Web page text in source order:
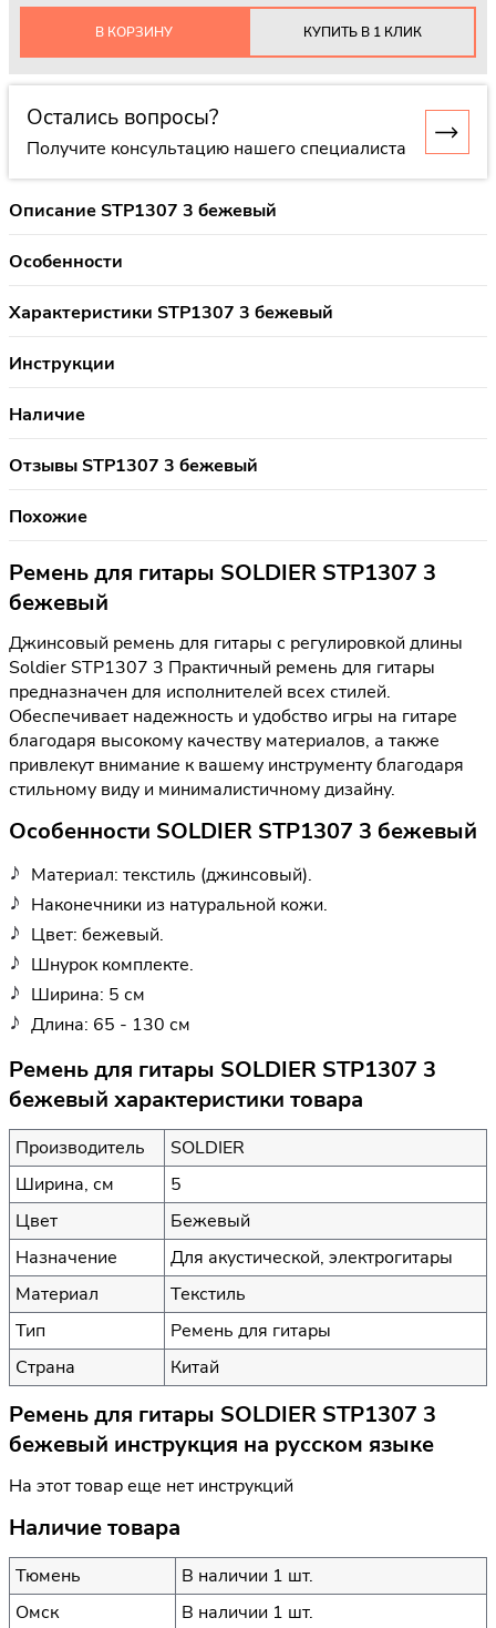
В КОРЗИНУ КУПИТЬ В 1 КЛИК
Остались вопросы?
Получите консультацию нашего специалиста
Описание STP1307 3 бежевый
Особенности
Характеристики STP1307 3 бежевый
Инструкции
Наличие
Отзывы STP1307 3 бежевый
Похожие
Ремень для гитары SOLDIER STP1307 3
бежевый
Джинсовый ремень для гитары с регулировкой длины
Soldier STP1307 3 Практичный ремень для гитары
предназначен для исполнителей всех стилей.
Обеспечивает надежность и удобство игры на гитаре
благодаря высокому качеству материалов, а также
привлекут внимание к вашему инструменту благодаря
стильному виду и минималистичному дизайну.
Особенности SOLDIER STP1307 3 бежевый
Материал: текстиль (джинсовый).
Наконечники из натуральной кожи.
Цвет: бежевый.
Шнурок комплекте.
Ширина: 5 см
Длина: 65 - 130 см
Ремень для гитары SOLDIER STP1307 3
бежевый характеристики товара
Производитель
SOLDIER
Ширина, см
5
Цвет
Бежевый
Назначение
Для акустической, электрогитары
Материал
Текстиль
Тип
Ремень для гитары
Страна
Китай
Ремень для гитары SOLDIER STP1307 3
бежевый инструкция на русском языке
На этот товар еще нет инструкций
Наличие товара
Тюмень
В наличии 1 шт.
Омск
В наличии 1 шт.